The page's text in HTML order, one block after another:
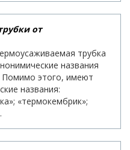
от
трубка
названия
Помимо этого, имеют
названия:
«термокембрик»;